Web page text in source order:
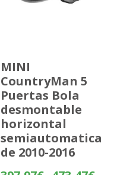
MINI
CountryMan 5
Puertas Bola
desmontable
horizontal
semiautomatica
de 2010-2016
Rango